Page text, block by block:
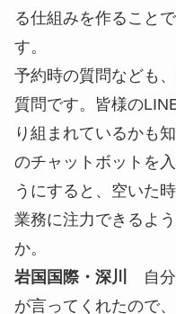
る仕組みを作ること
す。
予約時の質問なども
質問です。皆様の
り組まれているかも
のチャットボットを
うにすると、空いた
業務に注力できるよ
か。
岩国国際・深川 自
が言ってくれたので